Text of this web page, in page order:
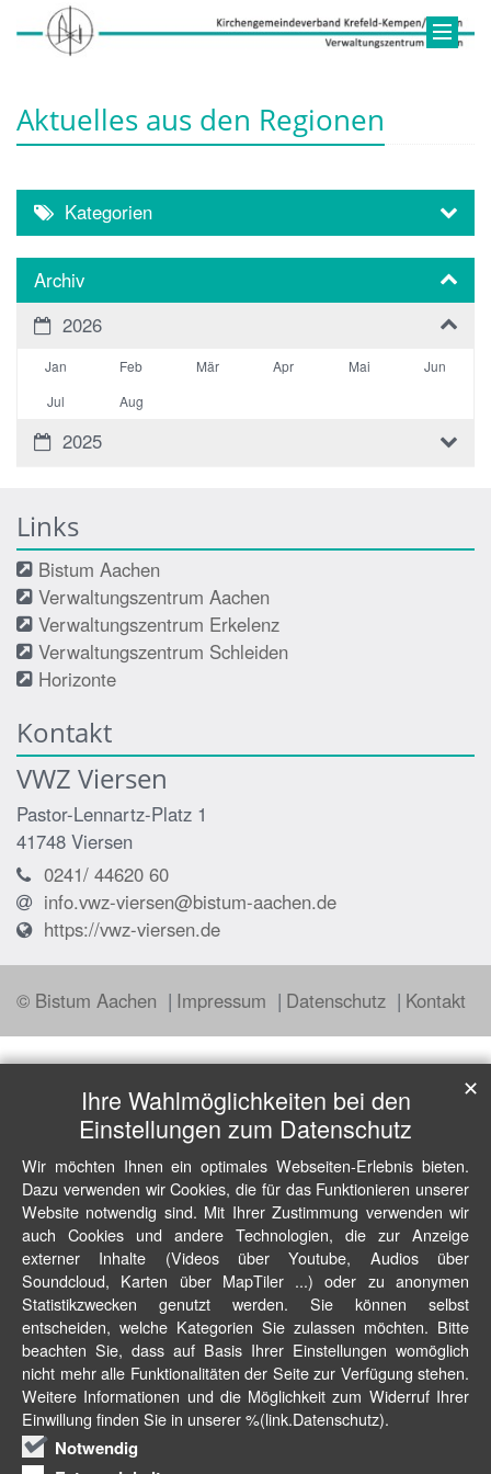
Aktuelles aus den Regionen
Kategorien
Archiv
2026
Jan Feb Mär Apr Mai
Jun
Jul
Aug
2025
Links
Bistum Aachen
Verwaltungszentrum Aachen
Verwaltungszentrum Erkelenz
Verwaltungszentrum Schleiden
Horizonte
Kontakt
VWZ Viersen
Pastor-Lennartz-Platz 1
41748 Viersen
0241/ 44620 60
info.vwz-viersen@bistum-aachen.de
https://vwz-viersen.de
© Bistum Aachen Impressum Datenschutz Kontakt
Ihre Wahlmöglichkeiten bei den
Einstellungen zum Datenschutz
Wir möchten Ihnen ein optimales Webseiten-Erlebnis bieten.
Dazu verwenden wir Cookies, die für das Funktionieren unserer
Website notwendig sind. Mit Ihrer Zustimmung verwenden wir
auch Cookies und andere Technologien, die zur Anzeige
externer Inhalte (Videos über Youtube, Audios über
Soundcloud, Karten über MapTiler ...) oder zu anonymen
Statistikzwecken genutzt werden. Sie können selbst
entscheiden, welche Kategorien Sie zulassen möchten. Bitte
beachten Sie, dass auf Basis Ihrer Einstellungen womöglich
nicht mehr alle Funktionalitäten der Seite zur Verfügung stehen.
Weitere Informationen und die Möglichkeit zum Widerruf Ihrer
Einwillung finden Sie in unserer %(link.Datenschutz).
Notwendig
✕